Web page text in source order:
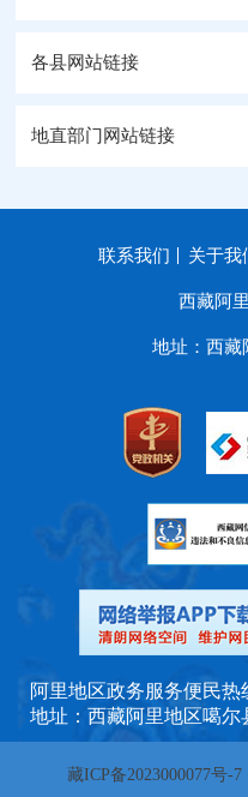
各县网站链接
地直部门网站链接
联系我们 关于我
西藏阿
地址：西藏
阿里地区政务服务便民热
地址：西藏阿里地区噶尔
藏ICP备2023000077号-7